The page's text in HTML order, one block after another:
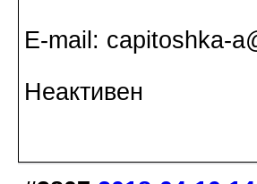
Е-mail: capitoshka-
Неактивен